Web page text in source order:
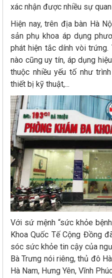
xác nhận được nhiều sự
Hiện nay, trên địa bàn Hà
sản phụ khoa áp dụng
phát hiện tắc dính vòi trứng.
nào cũng uy tín, áp dụng
thuộc nhiều yếu tố như
thiết bị kỹ thuật,...
Với sứ mệnh “sức khỏe
Khoa Quốc Tế Cộng Đồng
sóc sức khỏe tin cậy của
Bà Trưng nói riêng, thủ đô
Hà Nam, Hưng Yên, Vĩnh